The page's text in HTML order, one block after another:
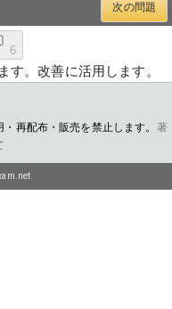
次の問題
6
。改善に活用します。
再配布・販売を禁止します。 著